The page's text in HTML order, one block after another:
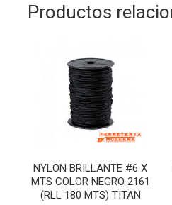
Productos
NYLON BRILLANTE #6 X
MTS COLOR NEGRO 2161
(RLL 180 MTS) TITAN